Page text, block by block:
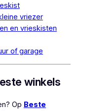
vriezer
en vrieskisten
of garage
winkels
Op Beste